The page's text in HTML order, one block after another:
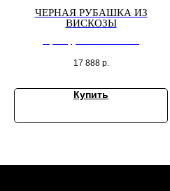
ЧЕРНАЯ РУБАШКА ИЗ
ВИСКОЗЫ
17 888 р.
Купить